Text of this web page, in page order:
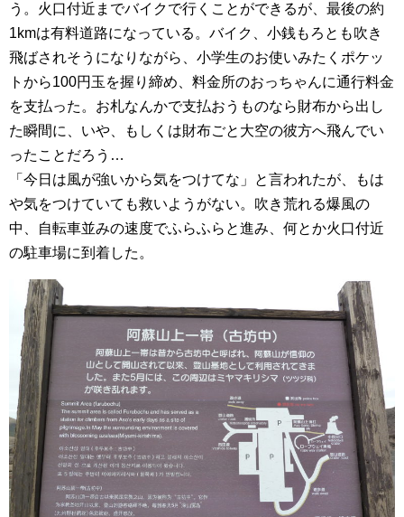
う。火口付近までバイクで行くことができるが、最後の約
1kmは有料道路になっている。バイク、小銭もろとも吹き
飛ばされそうになりながら、小学生のお使いみたくポケッ
トから100円玉を握り締め、料金所のおっちゃんに通行料金
を支払った。お札なんかで支払おうものなら財布から出し
た瞬間に、いや、もしくは財布ごと大空の彼方へ飛んでい
ったことだろう…
「今日は風が強いから気をつけてな」と言われたが、もは
や気をつけていても救いようがない。吹き荒れる爆風の
中、自転車並みの速度でふらふらと進み、何とか火口付近
の駐車場に到着した。